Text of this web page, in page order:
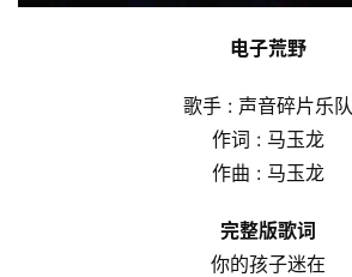
电子荒野
歌手 : 声音碎片乐队
作词 : 马玉龙
作曲 : 马玉龙
完整版歌词
你的孩子迷在